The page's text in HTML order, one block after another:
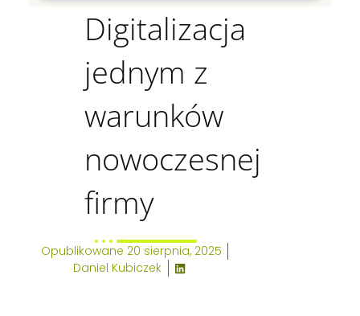
Digitalizacja jednym z
Digitalizacja
jednym z
warunków
nowoczesnej
firmy
Opublikowane 20 sierpnia, 2025
Daniel Kubiczek